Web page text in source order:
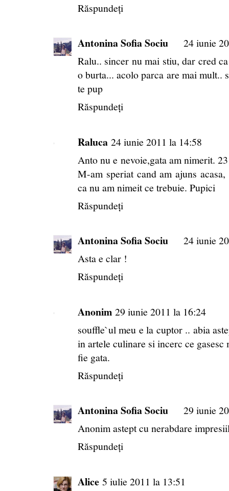
Răspundeți
Antonina Sofia Sociu
24 iunie
Ralu.. sincer nu mai stiu, dar cred
o burta... acolo parca are mai mult..
te pup
Răspundeți
Raluca 24 iunie 2011 la 14:58
Anto nu e nevoie,gata am nimerit.
M-am speriat cand am ajuns
ca nu am nimeit ce trebuie. Pupici
Răspundeți
Antonina Sofia Sociu
24 iunie
Asta e clar !
Răspundeți
Anonim 29 iunie 2011 la 16:24
souffle`ul meu e la cuptor .. abia
in artele culinare si incerc ce gasesc
fie gata.
Răspundeți
Antonina Sofia Sociu
29 iunie
Anonim astept cu nerabdare
Răspundeți
Alice 5 iulie 2011 la 13:51